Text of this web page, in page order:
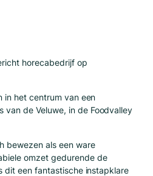
horecabedrijf op
in het centrum van een
van de Veluwe, in de Foodvalley
bewezen als een ware
omzet gedurende de
dit een fantastische instapklare